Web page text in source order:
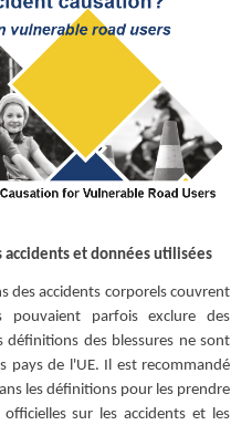
accidents et données utilisées
des accidents corporels couvrent
pouvaient parfois exclure des
définitions des blessures ne sont
pays de l'UE. Il est recommandé
les définitions pour les prendre
sur les accidents et les